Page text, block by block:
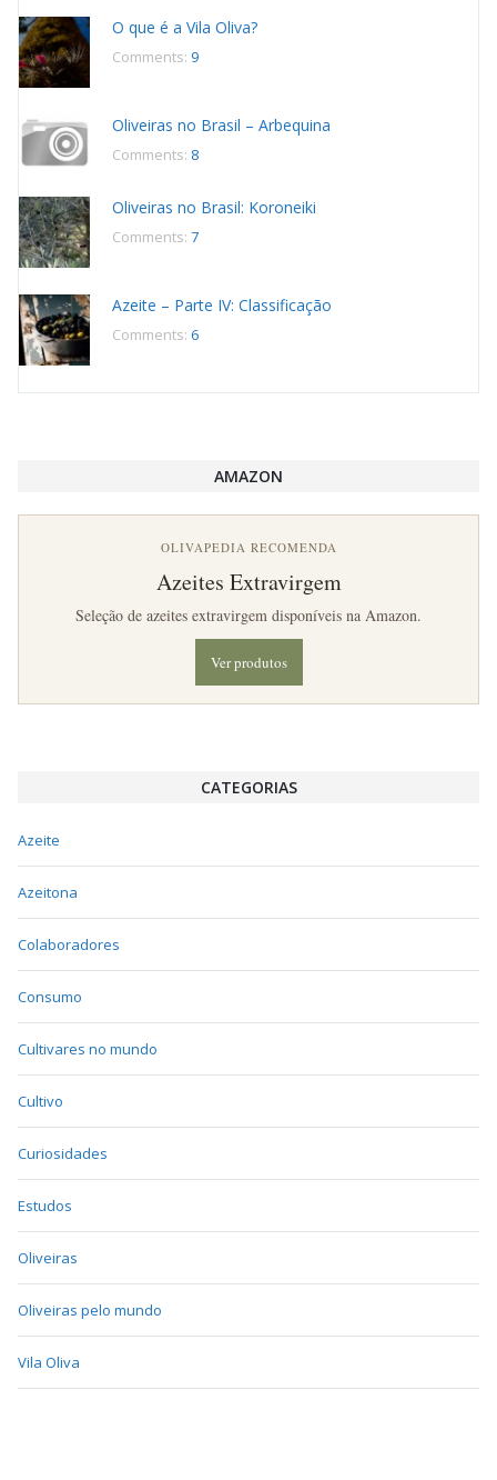
O que é a Vila Oliva?
Comments: 9
Oliveiras no Brasil – Arbequina
Comments: 8
Oliveiras no Brasil: Koroneiki
Comments: 7
Azeite – Parte IV: Classificação
Comments: 6
AMAZON
OLIVAPEDIA RECOMENDA
Azeites Extravirgem
Seleção de azeites extravirgem disponíveis na Amazon.
Ver produtos
CATEGORIAS
Azeite
Azeitona
Colaboradores
Consumo
Cultivares no mundo
Cultivo
Curiosidades
Estudos
Oliveiras
Oliveiras pelo mundo
Vila Oliva